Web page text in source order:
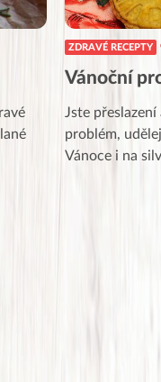
ZDRAVÉ RECEPTY
Vánoční
Jste
problém,
Vánoce i na